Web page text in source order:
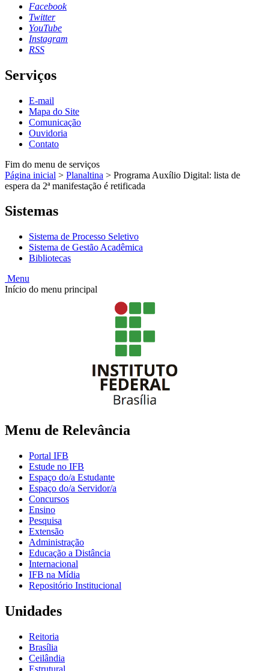
Facebook
Twitter
YouTube
Instagram
RSS
Serviços
E-mail
Mapa do Site
Comunicação
Ouvidoria
Contato
Fim do menu de serviços
Página inicial > Planaltina > Programa Auxílio Digital: lista de
espera da 2ª manifestação é retificada
Sistemas
Sistema de Processo Seletivo
Sistema de Gestão Acadêmica
Bibliotecas
Menu
Início do menu principal
Menu de Relevância
Portal IFB
Estude no IFB
Espaço do/a Estudante
Espaço do/a Servidor/a
Concursos
Ensino
Pesquisa
Extensão
Administração
Educação a Distância
Internacional
IFB na Mídia
Repositório Institucional
Unidades
Reitoria
Brasília
Ceilândia
Estrutural